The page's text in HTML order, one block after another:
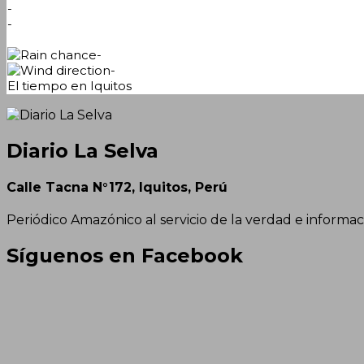
-
-
-
-
El tiempo en Iquitos
Diario La Selva
Calle Tacna N°172, Iquitos, Perú
Periódico Amazónico al servicio de la verdad e
Síguenos en Facebook